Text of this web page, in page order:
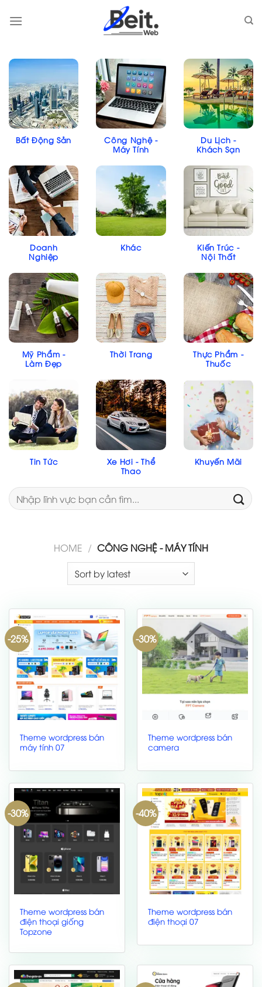
Bất Động Sản
Công Nghệ -
Máy Tính
Du Lịch -
Khách Sạn
Doanh
Nghiệp
Khác
Kiến Trúc -
Nội Thất
Mỹ Phẩm -
Làm Đẹp
Thời Trang
Thực Phẩm -
Thuốc
Tin Tức
Xe Hơi - Thể
Thao
Khuyến Mãi
Search
for:
HOME / CÔNG NGHỆ - MÁY TÍNH
-25%
Theme wordpress bán
máy tính 07
-30%
Theme wordpress bán
camera
-30%
Theme wordpress bán
điện thoại giống
Topzone
-40%
Theme wordpress bán
điện thoại 07